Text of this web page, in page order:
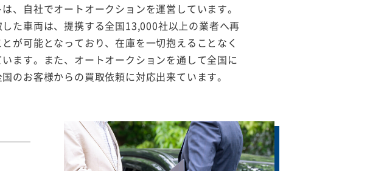
、自社でオートオークションを運営しています。
た車両は、提携する全国13,000社以上の業者へ再
が可能となっており、在庫を一切抱えることなく
ます。また、オートオークションを通して全国に
のお客様からの買取依頼に対応出来ています。